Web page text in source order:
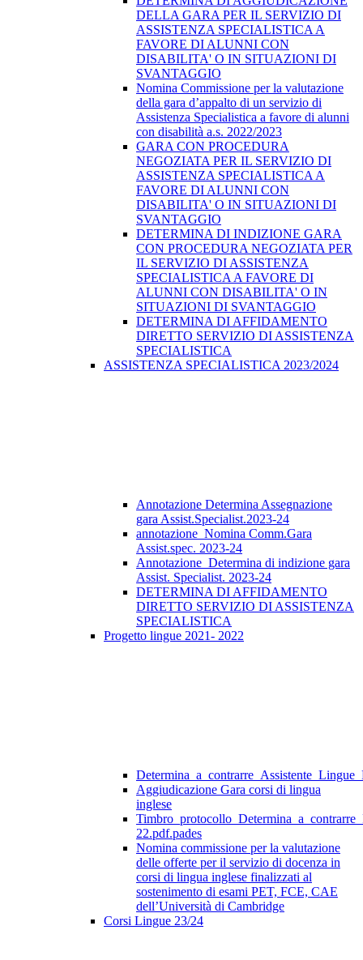
DELLA GARA PER IL SERVIZIO DI
ASSISTENZA SPECIALISTICA A
FAVORE DI ALUNNI CON
DISABILITA' O IN SITUAZIONI DI
SVANTAGGIO
Nomina Commissione per la valutazione
della gara d’appalto di un servizio di
Assistenza Specialistica a favore di alunni
con disabilità a.s. 2022/2023
GARA CON PROCEDURA
NEGOZIATA PER IL SERVIZIO DI
ASSISTENZA SPECIALISTICA A
FAVORE DI ALUNNI CON
DISABILITA' O IN SITUAZIONI DI
SVANTAGGIO
DETERMINA DI INDIZIONE GARA
CON PROCEDURA NEGOZIATA PER
IL SERVIZIO DI ASSISTENZA
SPECIALISTICA A FAVORE DI
ALUNNI CON DISABILITA' O IN
SITUAZIONI DI SVANTAGGIO
DETERMINA DI AFFIDAMENTO
DIRETTO SERVIZIO DI ASSISTENZA
SPECIALISTICA
ASSISTENZA SPECIALISTICA 2023/2024
Annotazione Determina Assegnazione
gara Assist.Specialist.2023-24
annotazione_Nomina Comm.Gara
Assist.spec. 2023-24
Annotazione_Determina di indizione gara
Assist. Specialist. 2023-24
DETERMINA DI AFFIDAMENTO
DIRETTO SERVIZIO DI ASSISTENZA
SPECIALISTICA
Progetto lingue 2021- 2022
Aggiudicazione Gara corsi di lingua
inglese
22.pdf.pades
Nomina commissione per la valutazione
delle offerte per il servizio di docenza in
corsi di lingua inglese finalizzati al
sostenimento di esami PET, FCE, CAE
dell’Università di Cambridge
Corsi Lingue 23/24